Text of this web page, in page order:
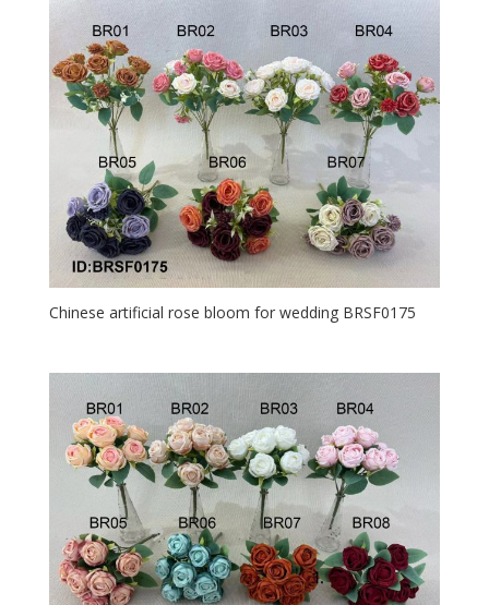
недавние
Chinese artificial rose bloom for wedding BRSF0175